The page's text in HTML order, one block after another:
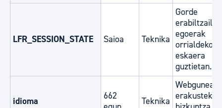
LFR_SESSION_STATE Saioa Teknika
Gorde
egoerak
orrialdeko
eskaera
guztietan.
idioma
662
Teknika
Webgunea
erakusteko